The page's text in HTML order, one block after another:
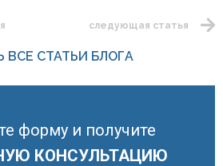
следующая статья
ВСЕ СТАТЬИ БЛОГА
форму и получите
КОНСУЛЬТАЦИЮ